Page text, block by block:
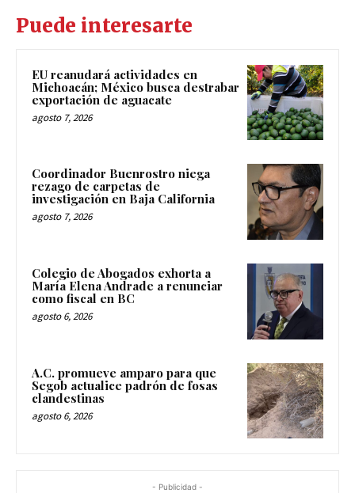
Puede interesarte
EU reanudará actividades en
Michoacán; México busca destrabar
exportación de aguacate
agosto 7, 2026
Coordinador Buenrostro niega
rezago de carpetas de
investigación en Baja California
agosto 7, 2026
Colegio de Abogados exhorta a
María Elena Andrade a renunciar
como fiscal en BC
agosto 6, 2026
A.C. promueve amparo para que
Segob actualice padrón de fosas
clandestinas
agosto 6, 2026
- Publicidad -